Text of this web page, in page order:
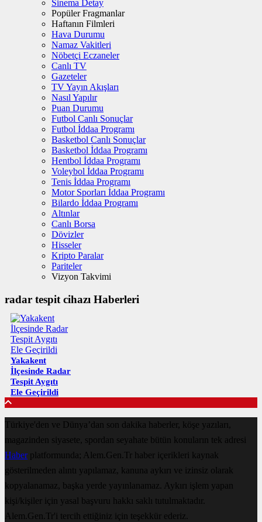
Sinema Detay
Popüler Fragmanlar
Haftanın Filmleri
Hava Durumu
Namaz Vakitleri
Nöbetçi Eczaneler
Canlı TV
Gazeteler
TV Yayın Akışları
Nasıl Yapılır
Puan Durumu
Futbol Canlı Sonuçlar
Futbol İddaa Programı
Basketbol Canlı Sonuçlar
Basketbol İddaa Programı
Hentbol İddaa Programı
Voleybol İddaa Programı
Tenis İddaa Programı
Motor Sporları İddaa Programı
Bilardo İddaa Programı
Altınlar
Canlı Borsa
Dövizler
Hisseler
Kripto Paralar
Pariteler
Vizyon Takvimi
radar tespit cihazı Haberleri
Yakakent
İlçesinde Radar
Tespit Aygıtı
Ele Geçirildi
Türkiye'den ve Dünya’dan son dakika haberler, köşe yazıları,
magazinden siyasete, spordan seyahate bütün konuların tek adresi
Haberplatformunda; Alem.Gen.Tr haber içerikleri kaynak
gösterilmeden alıntı yapılamaz, kanuna aykırı ve izinsiz olarak
kopyalanamaz, başka yerde yayınlanamaz. Aykırı işlem yapan
kişi/kişiler için yasal başvuru hakkı saklı tutulmaktadır.
Alem.Gen.Tr'i tercih ettiğiniz için teşekkür ederiz.